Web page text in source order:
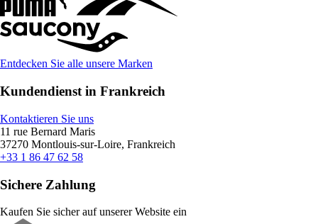
Entdecken Sie alle unsere Marken
Kundendienst in Frankreich
Kontaktieren Sie uns
11 rue Bernard Maris
37270 Montlouis-sur-Loire, Frankreich
+33 1 86 47 62 58
Sichere Zahlung
Kaufen Sie sicher auf unserer Website ein